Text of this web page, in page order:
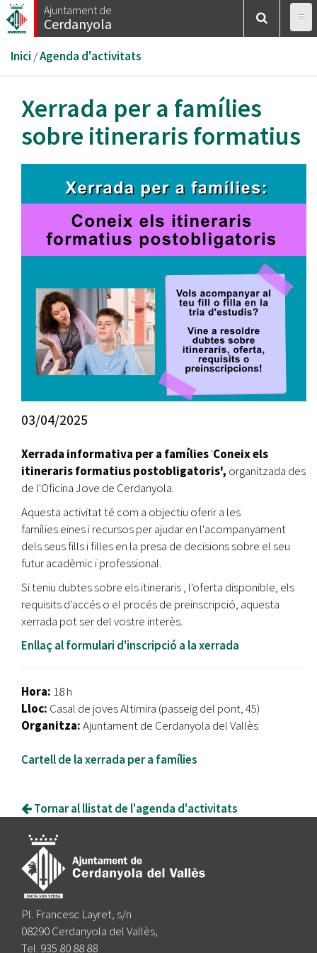
Vés
al
Ajuntament de
Cerdanyola
Esteu
aquí
Inici /Agenda d'activitats
Xerrada per a famílies
sobre itineraris formatius
03/04/2025
Xerrada informativa per a famílies'Coneix els
itineraris formatius postobligatoris', organitzada des
de l'Oficina Jove de Cerdanyola.
Aquesta activitat té com a objectiu oferir a les
famílieseines i recursosper ajudar en l'acompanyament
dels seus fills i filles en la presa de decisions sobre el seu
futur acadèmic i professional.
Si teniu dubtes sobre els itineraris , l'oferta disponible, els
requisits d'accés o el procés de preinscripció, aquesta
xerrada pot ser del vostre interès.
Enllaç al formulari d'inscripció a la xerrada
Hora: 18h
Lloc: Casal de joves Altimira (passeig del pont, 45)
Organitza:Ajuntament de Cerdanyola del Vallès
Cartell de la xerrada per a famílies
Tornar al llistat de l'agenda d'activitats
Pl. Francesc Layret, s/n
08290 Cerdanyola del Vallès,
Tel. 935 80 88 88